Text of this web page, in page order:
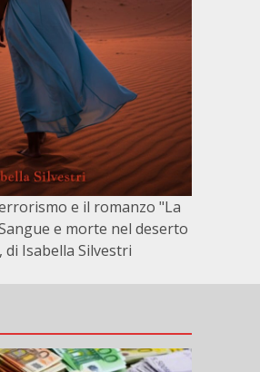
e il romanzo "La
e morte nel deserto
di Isabella Silvestri